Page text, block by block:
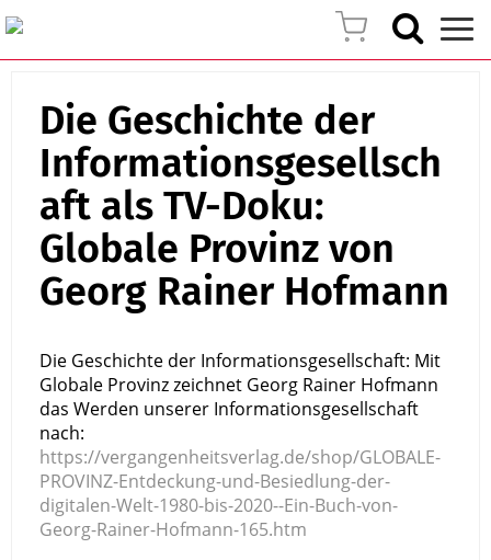
Die Geschichte der
Informationsgesellsch
aft als TV-Doku:
Globale Provinz von
Georg Rainer Hofmann
Die Geschichte der Informationsgesellschaft: Mit
Globale Provinz zeichnet Georg Rainer Hofmann
das Werden unserer Informationsgesellschaft
https://vergangenheitsverlag.de/shop/GLOBALE-
PROVINZ-Entdeckung-und-Besiedlung-der-
digitalen-Welt-1980-bis-2020--Ein-Buch-von-
Georg-Rainer-Hofmann-165.htm